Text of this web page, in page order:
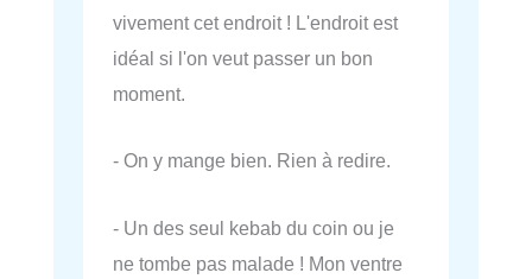
vivement cet endroit ! L'endroit est
idéal si l'on veut passer un bon
moment.
- On y mange bien. Rien à redire.
- Un des seul kebab du coin ou je
ne tombe pas malade ! Mon ventre